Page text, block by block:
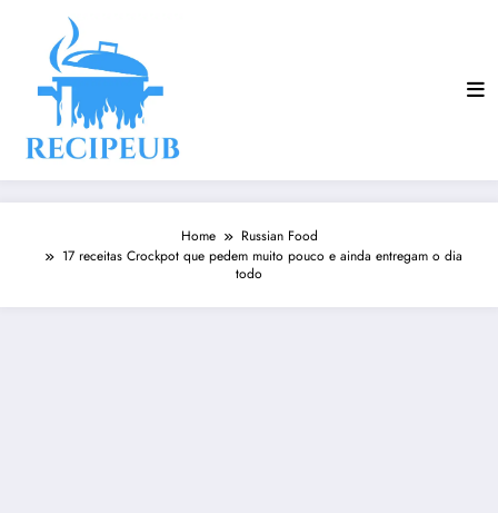
Home
Russian Food
17 receitas Crockpot que pedem muito pouco e ainda entregam o dia
todo